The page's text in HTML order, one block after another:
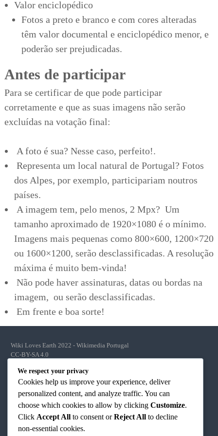
Valor enciclopédico
Fotos a preto e branco e com cores alteradas
têm valor documental e enciclopédico menor, e
poderão ser prejudicadas.
Antes de participar
Para se certificar de que pode participar
corretamente e que as suas imagens não serão
excluídas na votação final:
A foto é sua? Nesse caso, perfeito!.
Representa um local natural de Portugal? Fotos
dos Alpes, por exemplo, participariam noutros
países.
A imagem tem, pelo menos, 2 Mpx? Um
tamanho aproximado de 1920×1080 é o mínimo.
Imagens mais pequenas como 800×600, 1200×720
ou 1600×1200, serão desclassificadas. A resolução
máxima é muito bem-vinda!
Não pode haver assinaturas, datas ou bordas na
imagem, ou serão desclassificadas.
Em frente e boa sorte!
Wiki Loves Earth 2022 - Wikimedia Portugal
CC-BY-SA 4.0
Twitter InstagramYouTube
We respect your privacy
Cookies help us improve your experience, deliver
personalized content, and analyze traffic. You can
choose which cookies to allow by clicking Customize.
Click Accept All to consent orReject All to decline
non-essential cookies.